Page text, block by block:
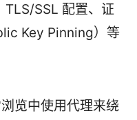
TLS/SSL 配置、证
Key Pinning）等
览中使用代理来绕